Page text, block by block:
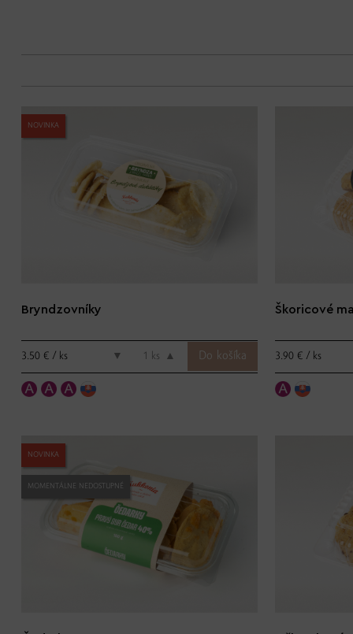
NOVINKA
Bryndzovníky
3.50 € / ks ▼ ks ▲
Škoricové
3.90 € / ks
NOVINKA
MOMENTÁLNE NEDOSTUPNÉ